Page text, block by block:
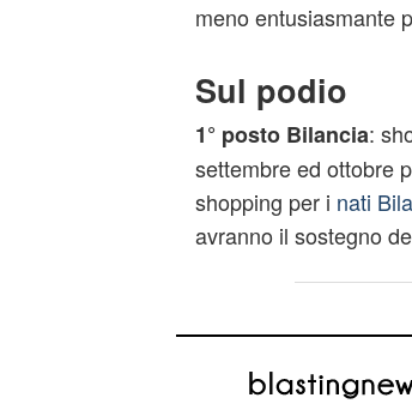
meno entusiasmante
Sul podio
1° posto Bilancia:
settembre ed ottobre
shopping per i nati
avranno il sostegno